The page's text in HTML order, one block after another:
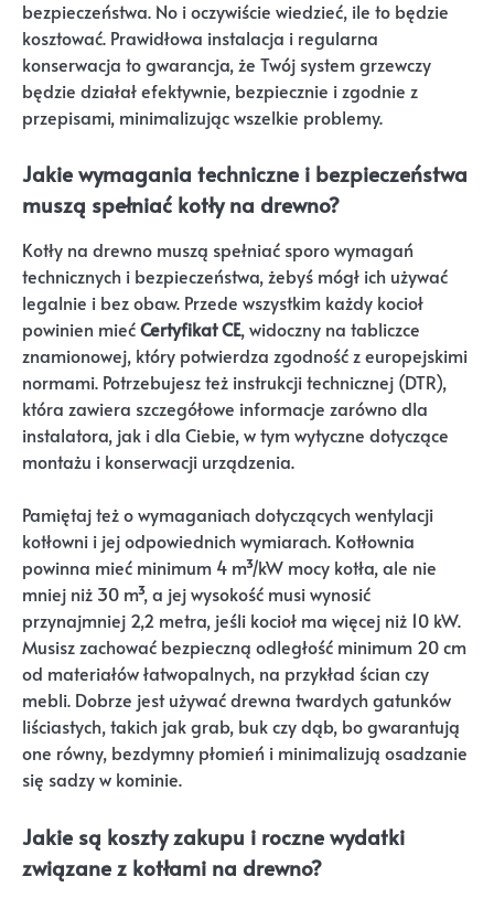
bezpieczeństwa. No i oczywiście wiedzieć, ile to będzie
kosztować. Prawidłowa instalacja i regularna
konserwacja to gwarancja, że Twój system grzewczy
będzie działał efektywnie, bezpiecznie i zgodnie z
przepisami, minimalizując wszelkie problemy.
Jakie wymagania techniczne i bezpieczeństwa
muszą spełniać kotły na drewno?
Kotły na drewno muszą spełniać sporo wymagań
technicznych i bezpieczeństwa, żebyś mógł ich używać
legalnie i bez obaw. Przede wszystkim każdy kocioł
powinien miećCertyfikat CE, widoczny na tabliczce
znamionowej, który potwierdza zgodność z europejskimi
normami. Potrzebujesz też instrukcji technicznej (DTR),
która zawiera szczegółowe informacje zarówno dla
instalatora, jak i dla Ciebie, w tym wytyczne dotyczące
montażu i konserwacji urządzenia.
Pamiętaj też o wymaganiach dotyczących wentylacji
kotłowni i jej odpowiednich wymiarach. Kotłownia
powinna mieć minimum 4 m³/kW mocy kotła, ale nie
mniej niż 30 m³, a jej wysokość musi wynosić
przynajmniej 2,2 metra, jeśli kocioł ma więcej niż 10 kW.
Musisz zachować bezpieczną odległość minimum 20 cm
od materiałów łatwopalnych, na przykład ścian czy
mebli. Dobrze jest używać drewna twardych gatunków
liściastych, takich jak grab, buk czy dąb, bo gwarantują
one równy, bezdymny płomień i minimalizują osadzanie
się sadzy w kominie.
Jakie są koszty zakupu i roczne wydatki
związane z kotłami na drewno?